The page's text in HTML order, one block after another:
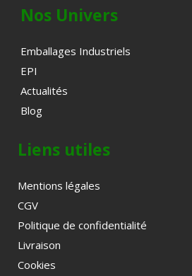
Nos Univers
Emballages Industriels
EPI
Actualités
Blog
Liens utiles
Mentions légales
CGV
Politique de confidentialité
Livraison
Cookies